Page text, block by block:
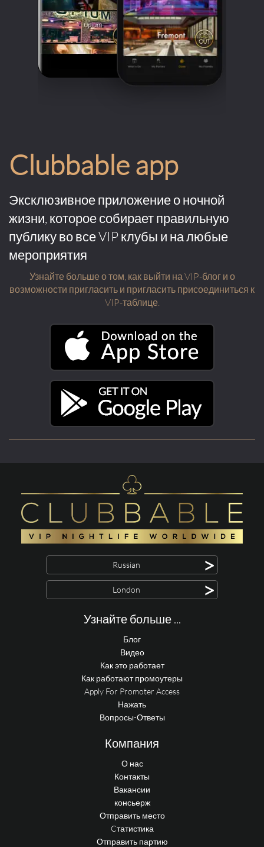
Clubbable app
Эксклюзивное приложение о ночной
жизни, которое собирает правильную
публику во все VIP клубы и на любые
мероприятия
Узнайте больше о том, как выйти на VIP-блог и о
возможности пригласить и пригласить присоединиться к
VIP-таблице.
Russian >
London >
Узнайте больше ...
Блог
Видео
Как это работает
Как работают промоутеры
Apply For Promoter Access
Нажать
Вопросы-Ответы
Компания
О нас
Контакты
Вакансии
консьерж
Отправить место
Cтатистика
Отправить партию